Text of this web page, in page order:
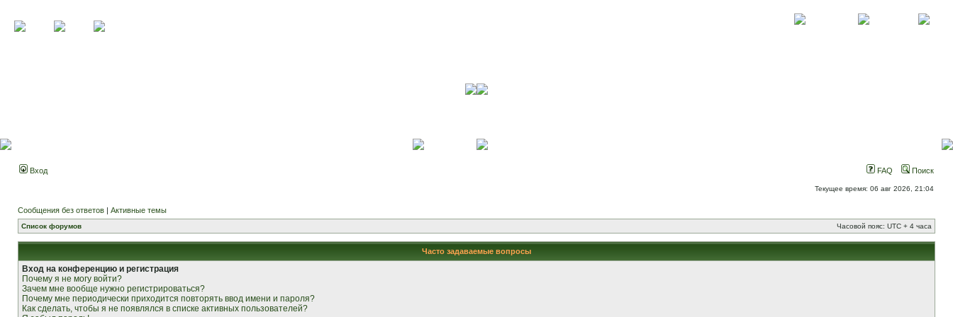
Вход FAQ Поиск
Текущее время: 06 авг 2026, 21:04
Сообщения без ответов | Активные темы
Список форумов Часовой пояс: UTC + 4 часа
Часто задаваемые вопросы
Вход на конференцию и регистрация
Почему я не могу войти?
Зачем мне вообще нужно регистрироваться?
Почему мне периодически приходится повторять ввод имени и пароля?
Как сделать, чтобы я не появлялся в списке активных пользователей?